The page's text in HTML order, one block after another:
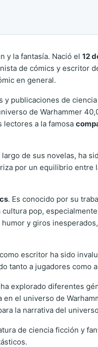
y la fantasía. Nació el 12
de cómics y escritor
en general.
publicaciones de
de Warhammer
lectores a la famosa
largo de sus novelas, ha
por un equilibrio entre
. Es conocido por su
pop,
y giros
escritor ha sido
tanto a jugadores como
explorado diferentes
en el universo de
la narrativa del
de ciencia ficción y